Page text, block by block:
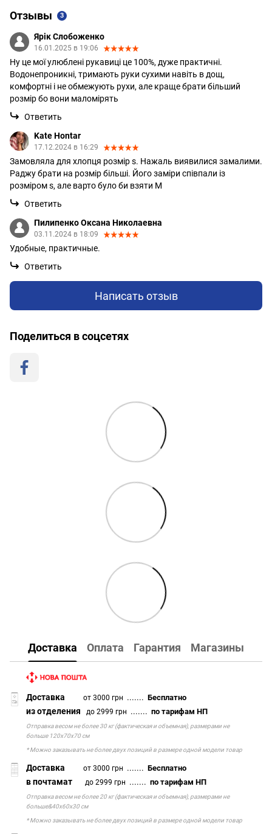
Отзывы 3
Ярік Слобоженко
16.01.2025 в 19:06
Ну це мої улюблені рукавиці це 100%, дуже практичні.
Водонепроникні, тримають руки сухими навіть в дощ,
комфортні і не обмежують рухи, але краще брати більший
розмір бо вони маломірять
Ответить
Kate Hontar
17.12.2024 в 16:29
Замовляла для хлопця розмір s. Нажаль виявилися замалими.
Раджу брати на розмір більші. Його заміри співпали із
розміром s, але варто було би взяти M
Ответить
Пилипенко Оксана Николаевна
03.11.2024 в 18:09
Удобные, практичные.
Ответить
Написать отзыв
Поделиться в соцсетях
Доставка Оплата Гарантия Магазины
Доставка от 3000 грн .......Бесплатно
из отделения до 2999 грн .......по тарифам НП
Отправка весом не более 30 кг (фактическая и объемная), размерами не
больше 120х70х70 см
* Можно заказывать не более двух позиций в размере одной модели товар
Доставка от 3000 грн .......Бесплатно
в почтамат до 2999 грн .......по тарифам НП
Отправка весом не более 20 кг (фактическая и объемная), размерами не
больше&40х60х30 см
* Можно заказывать не более двух позиций в размере одной модели товар